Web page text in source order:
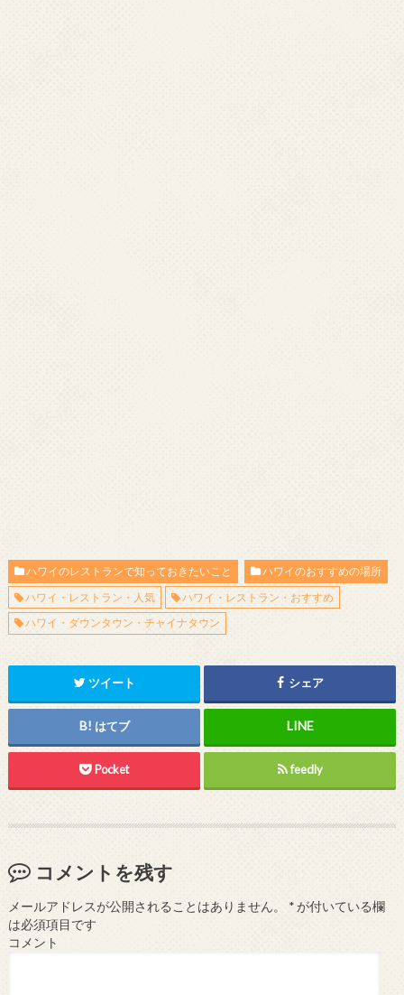
ハワイのレストランで知っておきたいこと
ハワイのおすすめの場所
ハワイ・レストラン・人気
ハワイ・レストラン・おすすめ
ハワイ・ダウンタウン・チャイナタウン
ツイート シェア
はてブ
Pocket feedly
コメントを残す
メールアドレスが公開されることはありません。 *が付いている欄
は必須項目です
コメント